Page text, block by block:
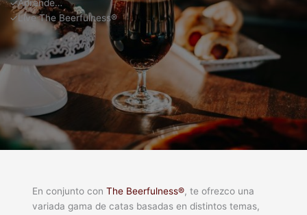
✓Aprende…
✓Live The Beerfulness®
En conjunto conThe Beerfulness®, te ofrezco una
variada gama de catas basadas en distintos temas,